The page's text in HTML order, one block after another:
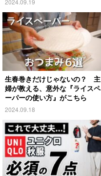
生春巻きだけじゃないの？ 主
婦が教える、意外な『ライスペ
ーパーの使い方』がこちら
2024.09.18